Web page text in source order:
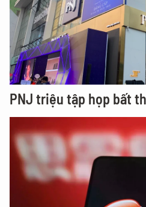
PNJ triệu tập họp bất